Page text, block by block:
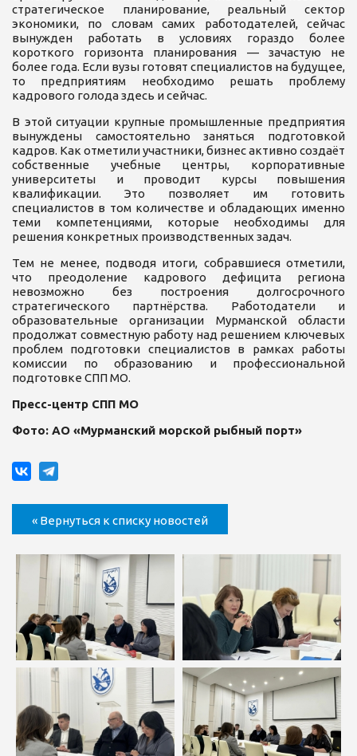
стратегическое планирование, реальный сектор
экономики, по словам самих работодателей, сейчас
вынужден работать в условиях гораздо более
короткого горизонта планирования — зачастую не
более года. Если вузы готовят специалистов на будущее,
то предприятиям необходимо решать проблему
кадрового голода здесь и сейчас.
В этой ситуации крупные промышленные предприятия
вынуждены самостоятельно заняться подготовкой
кадров. Как отметили участники, бизнес активно создаёт
собственные учебные центры, корпоративные
университеты и проводит курсы повышения
квалификации. Это позволяет им готовить
специалистов в том количестве и обладающих именно
теми компетенциями, которые необходимы для
решения конкретных производственных задач.
Тем не менее, подводя итоги, собравшиеся отметили,
что преодоление кадрового дефицита региона
невозможно без построения долгосрочного
стратегического партнёрства. Работодатели и
образовательные организации Мурманской области
продолжат совместную работу над решением ключевых
проблем подготовки специалистов в рамках работы
комиссии по образованию и профессиональной
подготовке СПП МО.
Пресс-центр СПП МО
Фото: АО «Мурманский морской рыбный порт»
« Вернуться к списку новостей